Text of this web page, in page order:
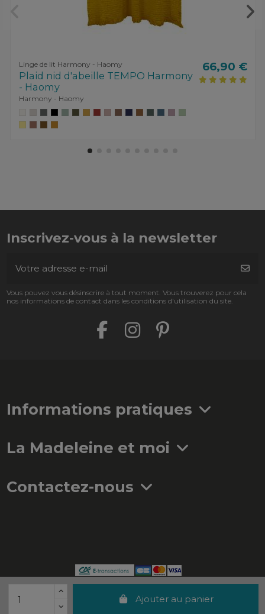
Ajouter au panier
Linge de lit Harmony - Haomy
Plaid nid d'abeille TEMPO Harmony
- Haomy
Harmony - Haomy
66,90 €
Inscrivez-vous à la newsletter
Vous pouvez vous désinscrire à tout moment. Vous trouverez pour cela
nos informations de contact dans les conditions d'utilisation du site.
Informations pratiques
La Madeleine et moi
Contactez-nous